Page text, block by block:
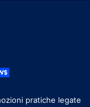
pratiche legate